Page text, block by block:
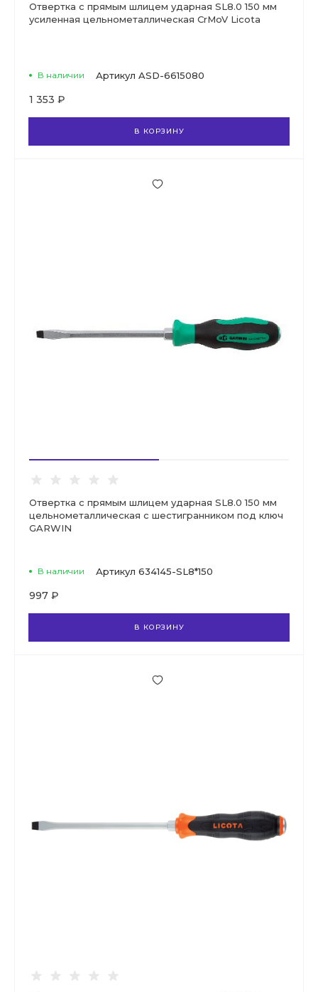
Отвертка с прямым шлицем ударная SL8.0 150 мм
усиленная цельнометаллическая CrMoV Licota
В наличии Артикул ASD-6615080
1 353 ₽
В КОРЗИНУ
Отвертка с прямым шлицем ударная SL8.0 150 мм
цельнометаллическая с шестигранником под ключ
GARWIN
В наличии Артикул 634145-SL8*150
997 ₽
В КОРЗИНУ